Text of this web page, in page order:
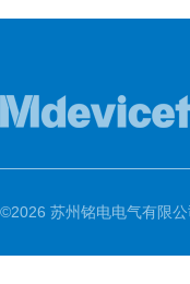
©2026 苏州铭电电气有限